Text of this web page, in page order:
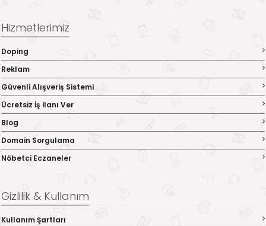
Hizmetlerimiz
Doping
Reklam
Güvenli Alışveriş Sistemi
Ücretsiz İş ilanı Ver
Blog
Domain Sorgulama
Nöbetci Eczaneler
Gizlilik & Kullanım
Kullanım Şartları